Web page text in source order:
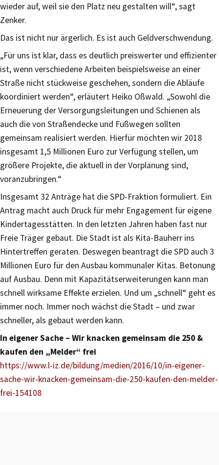
wieder auf, weil sie den Platz neu gestalten will“, sagt
Zenker.
Das ist nicht nur ärgerlich. Es ist auch Geldverschwendung.
„Für uns ist klar, dass es deutlich preiswerter und effizienter
ist, wenn verschiedene Arbeiten beispielsweise an einer
Straße nicht stückweise geschehen, sondern die Abläufe
koordiniert werden“, erläutert Heiko Oßwald. „Sowohl die
Erneuerung der Versorgungsleitungen und Schienen als
auch die von Straßendecke und Fußwegen sollten
gemeinsam realisiert werden. Hierfür möchten wir 2018
insgesamt 1,5 Millionen Euro zur Verfügung stellen, um
größere Projekte, die aktuell in der Vorplanung sind,
voranzubringen.“
Insgesamt 32 Anträge hat die SPD-Fraktion formuliert. Ein
Antrag macht auch Druck für mehr Engagement für eigene
Kindertagesstätten. In den letzten Jahren haben fast nur
Freie Träger gebaut. Die Stadt ist als Kita-Bauherr ins
Hintertreffen geraten. Deswegen beantragt die SPD auch 3
Millionen Euro für den Ausbau kommunaler Kitas. Betonung
auf Ausbau. Denn mit Kapazitätserweiterungen kann man
schnell wirksame Effekte erzielen. Und um „schnell“ geht es
immer noch. Immer noch wächst die Stadt – und zwar
schneller, als gebaut werden kann.
In eigener Sache – Wir knacken gemeinsam die 250 &
kaufen den „Melder“ frei
https://www.l-iz.de/bildung/medien/2016/10/in-eigener-
sache-wir-knacken-gemeinsam-die-250-kaufen-den-melder-
frei-154108